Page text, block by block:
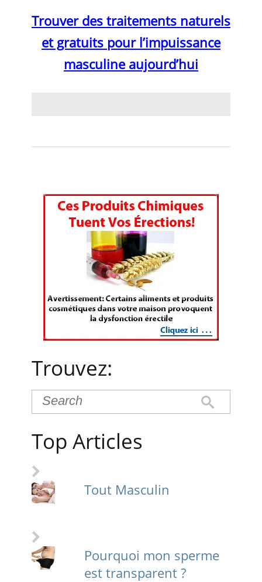
Trouver des traitements naturels
et gratuits pour l’impuissance
masculine aujourd’hui
Trouvez:
Top Articles
Tout Masculin
Pourquoi mon sperme
est transparent ?